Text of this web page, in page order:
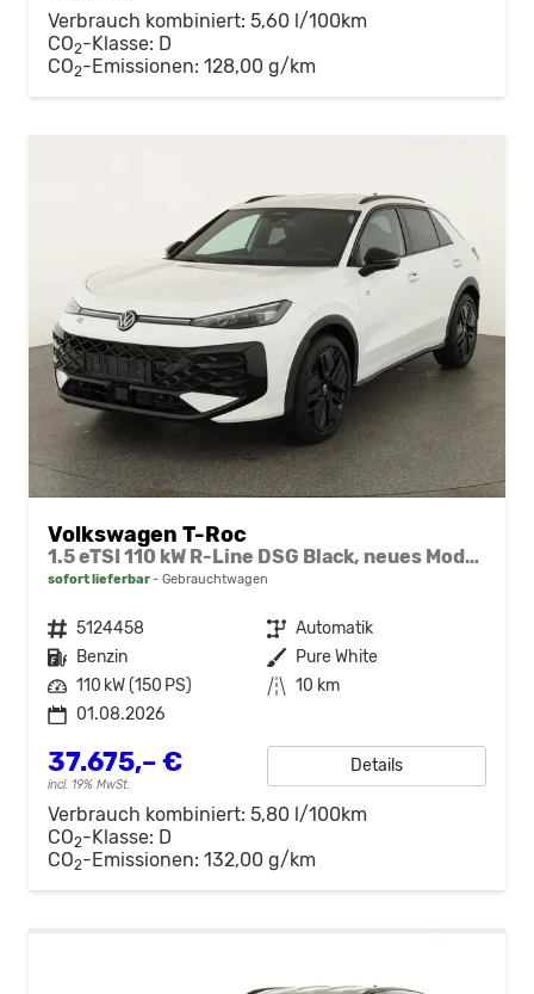
Verbrauch kombiniert: 5,60 l/100km
CO2-Klasse: D
CO2-Emissionen: 128,00 g/km
Volkswagen T-Roc
1.5 eTSI 110 kW R-Line DSG Black, neues Modell, 19-Zoll, Winter, sofort
sofort lieferbar Gebrauchtwagen
Fahrzeugnr. 5124458 Getriebe Automatik
Kraftstoff Benzin Außenfarbe Pure White
Leistung 110 kW (150 PS) Kilometerstand 10 km
01.08.2026
37.675,– €
incl. 19% MwSt.
Details
Verbrauch kombiniert: 5,80 l/100km
CO2-Klasse: D
CO2-Emissionen: 132,00 g/km